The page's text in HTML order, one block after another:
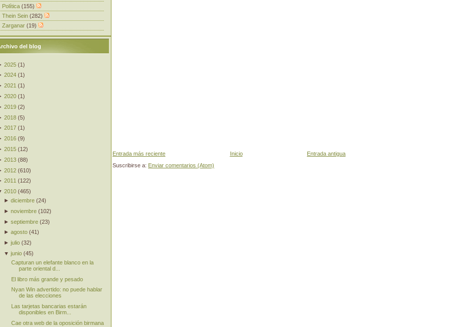
Entrada más reciente Entrada antigua
Inicio
Suscribirse a: Enviar comentarios (Atom)
Política (155)
Thein Sein (282)
Zarganar (19)
del blog
2025 (1)
2024 (1 )
2021 (1)
2020 (1)
2019 (2)
2018 (5)
2017 (1 )
2016 (9)
2015 (12)
2013 (88)
2012 (610)
2011 (122)
2010 (465)
►diciembre (24)
►noviembre (102)
►septiembre (23)
►agosto (41)
►julio (32)
▼junio (45)
Capturan un elefante blanco en la
parte oriental d...
El libro más grande y pesado
Nyan Win advertido: no puede hablar
de las elecciones
Las tarjetas bancarias estarán
disponibles en Birm...
Cae otra web de la oposición birmana